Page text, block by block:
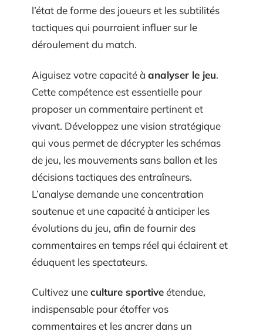
l’état de forme des joueurs et les subtilités
tactiques qui pourraient influer sur le
déroulement du match.
Aiguisez votre capacité à analyser le jeu.
Cette compétence est essentielle pour
proposer un commentaire pertinent et
vivant. Développez une vision stratégique
qui vous permet de décrypter les schémas
de jeu, les mouvements sans ballon et les
décisions tactiques des entraîneurs.
L’analyse demande une concentration
soutenue et une capacité à anticiper les
évolutions du jeu, afin de fournir des
commentaires en temps réel qui éclairent et
éduquent les spectateurs.
Cultivez uneculture sportiveétendue,
indispensable pour étoffer vos
commentaires et les ancrer dans un